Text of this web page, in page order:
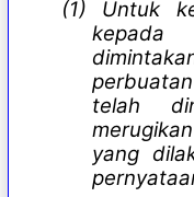
(1) Untuk
telah
yang